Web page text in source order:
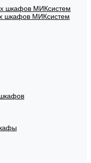
шкафов МИКсистем
шкафов МИКсистем